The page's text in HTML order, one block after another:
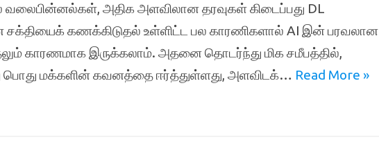
அதிக அளவிலான தரவுகள் கிடைப்பது DL
சக்தியைக் கணக்கிடுதல் உள்ளிட்ட பல காரணிகளால் AI இன் பரவலான
காரணமாக இருக்கலாம். அதனை தொடர்ந்து மிக சமீபத்தில்,
பொது மக்களின் கவனத்தை ஈர்த்துள்ளது, அளவிடக்… Read More »